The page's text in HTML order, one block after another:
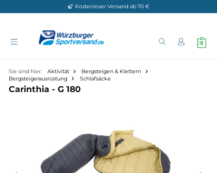
Zum Hauptinhalt springenKostenloser Versand ab 70 €
Sie sind hier: Aktivität
Bergsteigen & Klettern
Bergsteigerausrüstung
Bildergalerie überspringen